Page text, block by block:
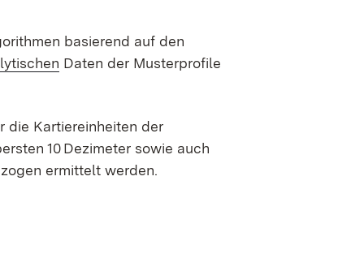
basierend auf den
Daten der Musterprofile
die Kartier­einheiten der
10 Dezimeter sowie auch
ermittelt werden.